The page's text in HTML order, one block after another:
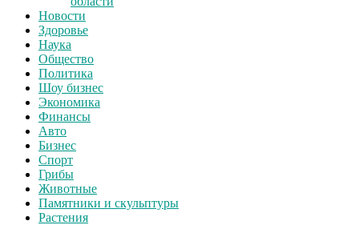
Новости
Здоровье
Наука
Общество
Политика
Шоу бизнес
Экономика
Финансы
Авто
Бизнес
Спорт
Грибы
Животные
Памятники и скульптуры
Растения